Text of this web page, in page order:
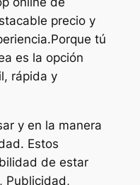
precio y
tú
es la opción
rápida y
y en la manera
Estos
de estar
Publicidad,